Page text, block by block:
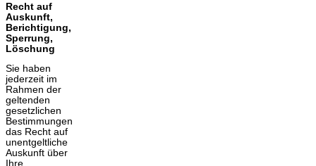
Recht auf
Auskunft,
Berichtigung,
Sperrung,
Löschung
Sie haben
jederzeit im
Rahmen der
geltenden
gesetzlichen
Bestimmungen
das Recht auf
unentgeltliche
Auskunft über
Ihre